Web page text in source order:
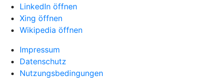
LinkedIn öffnen
Xing öffnen
Wikipedia öffnen
Impressum
Datenschutz
Nutzungsbedingungen